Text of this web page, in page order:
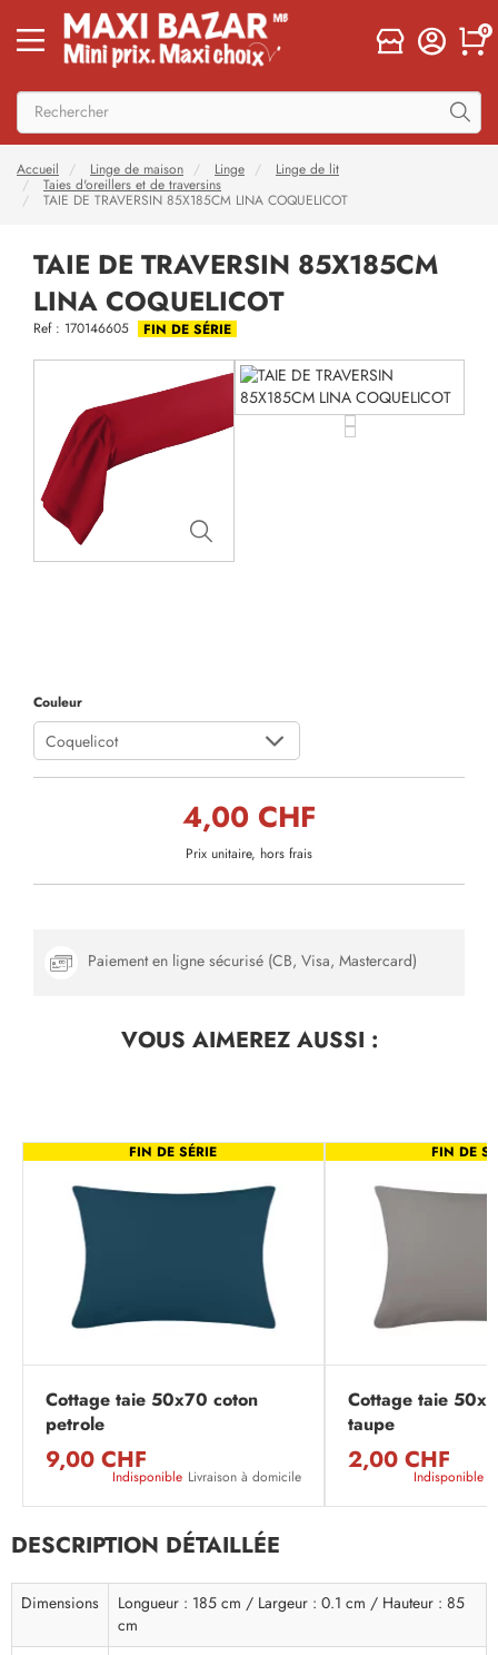
0
Accueil Linge de maison Linge
Linge de lit
Taies d'oreillers et de traversins
TAIE DE TRAVERSIN 85X185CM LINA COQUELICOT
TAIE DE TRAVERSIN 85X185CM
LINA COQUELICOT
Ref : 170146605 FIN DE SÉRIE
Couleur
Coquelicot
4,00 CHF
Prix unitaire, hors frais
Paiement en ligne sécurisé (CB, Visa, Mastercard)
VOUS AIMEREZAUSSI :
FIN DE SÉRIE
Cottage taie 50x70 coton
petrole
9,00 CHF
Indisponible Livraison à domicile
FIN DE
Cottage taie
taupe
2,00 CHF
Indisponible
DESCRIPTION DÉTAILLÉE
Dimensions
Longueur : 185 cm / Largeur : 0.1 cm / Hauteur : 85
cm